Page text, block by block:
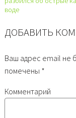
воде
ДОБАВИТЬ
Ваш адрес email не
помечены *
Комментарий